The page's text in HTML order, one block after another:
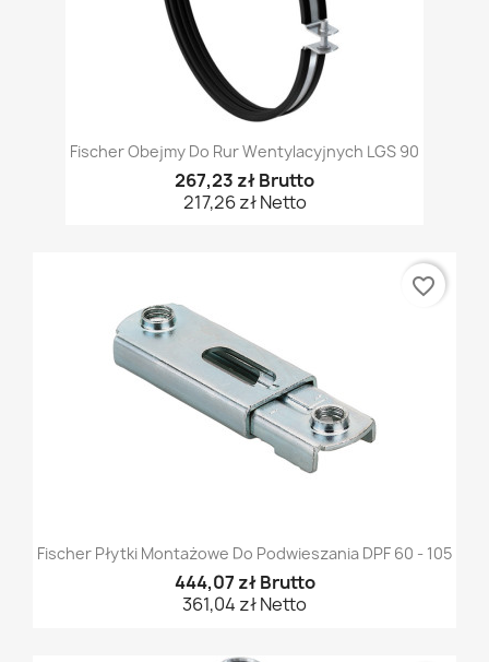
Fischer Obejmy Do Rur Wentylacyjnych LGS 90
267,23 zł Brutto
217,26 zł Netto
Fischer Płytki Montażowe Do Podwieszania DPF 60 - 105
444,07 zł Brutto
361,04 zł Netto
favorite_border